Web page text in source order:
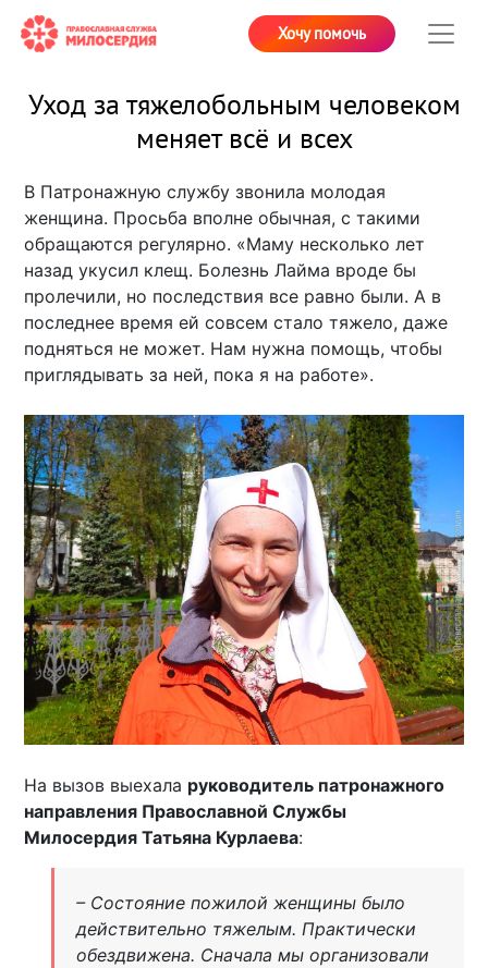
Хочу помочь
Уход за тяжелобольным человеком
меняет всё и всех
В Патронажную службу звонила молодая
женщина. Просьба вполне обычная, с такими
обращаются регулярно. «Маму несколько лет
назад укусил клещ. Болезнь Лайма вроде бы
пролечили, но последствия все равно были. А в
последнее время ей совсем стало тяжело, даже
подняться не может. Нам нужна помощь, чтобы
приглядывать за ней, пока я на работе».
На вызов выехала руководитель патронажного
направления Православной Службы
Милосердия Татьяна Курлаева:
– Состояние пожилой женщины было
действительно тяжелым. Практически
обездвижена. Сначала мы организовали